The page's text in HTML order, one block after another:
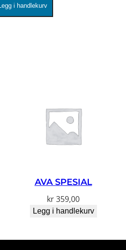
i handlekurv
AVA SPESIAL
kr359,00
Legg i handlekurv